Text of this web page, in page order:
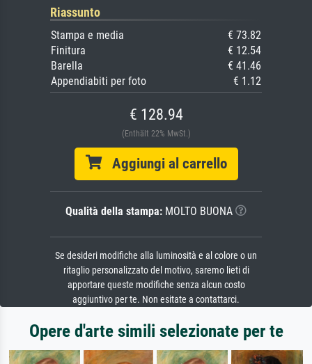
Riassunto
Stampa e media
€ 73.82
Finitura
€ 12.54
Barella
€ 41.46
Appendiabiti per foto
€ 1.12
€ 128.94
(Enthält 22% MwSt.)
Aggiungi al carrello
Qualità della stampa: MOLTO BUONA
Se desideri modifiche alla luminosità e al colore o un
ritaglio personalizzato del motivo, saremo lieti di
apportare queste modifiche senza alcun costo
aggiuntivo per te. Non esitate a contattarci.
Opere d'arte simili selezionate per te